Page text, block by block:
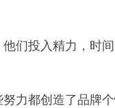
们投入精力，时
力都创造了品牌